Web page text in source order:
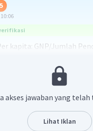
kapita: GNP/Jumlah
Pendapatan WNI-
500-2.000 = -1.500
netto
miliar)
akses jawaban yang
Lihat Iklan